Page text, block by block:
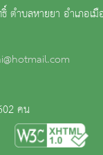
ตำบลหายยา อำเภอเมื
คน